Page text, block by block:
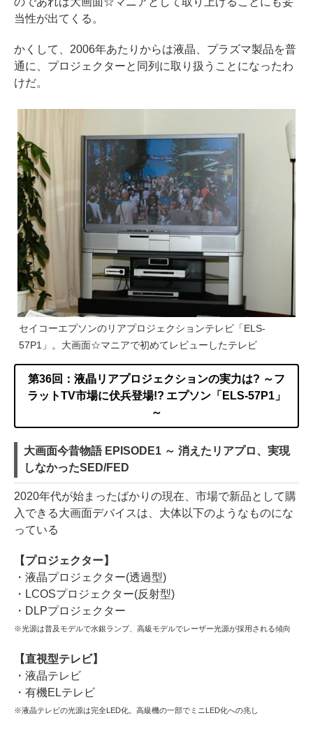
当性が出てくる。
かくして、2006年あたりからは液晶、プラズマ製品を普
通に、プロジェクターと同列に取り扱うことになったわ
けだ。
セイコーエプソンのリアプロジェクションテレビ「ELS-
57P1」。大画面☆マニアで初めてレビューしたテレビ
第36回：液晶リアプロジェクションの実力は? ～フ
ラットTV市場に伏兵登場!? エプソン「ELS-57P1」
～
大画面今昔物語 EPISODE1 ～ 消えたリアプロ、実現
しなかったSED/FED
2020年代が始まったばかりの現在、市場で新品として購
入できる大画面デバイスは、大体以下のようなものにな
っている
【プロジェクター】
・液晶プロジェクター(透過型)
・LCOSプロジェクター(反射型)
・DLPプロジェクター
※光源は普及モデルで水銀ランプ、高級モデルでレーザー光源が採用される傾向
【直視型テレビ】
・液晶テレビ
・有機ELテレビ
※液晶テレビの光源は完全LED化。高級機の一部でミニLED化への兆し